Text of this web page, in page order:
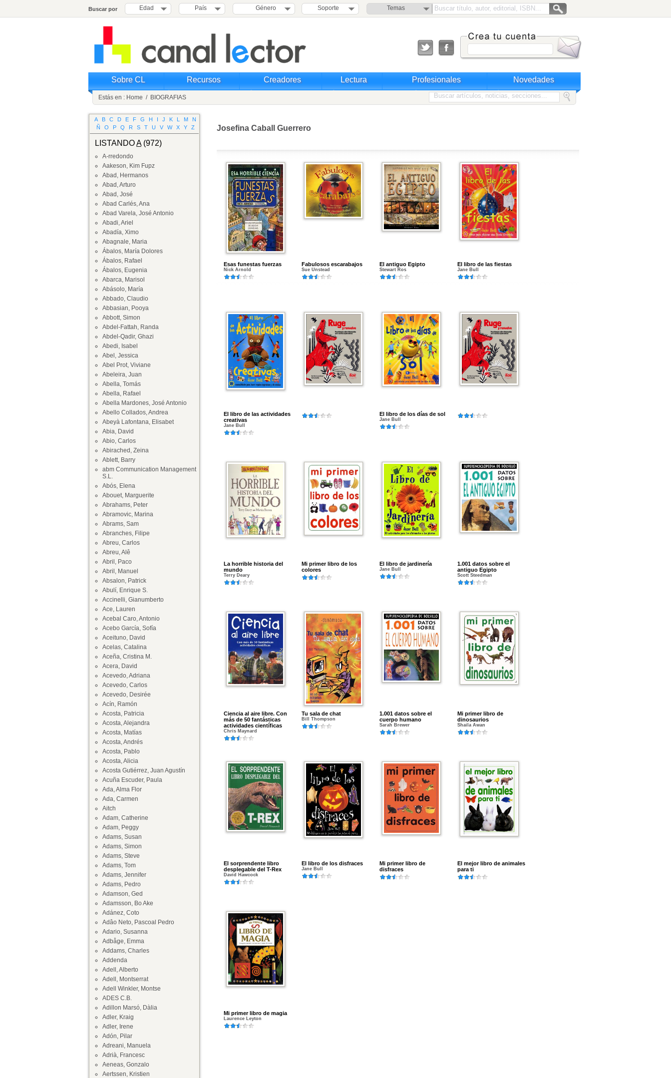
Buscar por Edad País Género Soporte Temas
Sobre CL Recursos Creadores Lectura Profesionales Novedades
Estás en : Home / BIOGRAFIAS
A B C D E F G H I J K L M
N
Ñ
O P Q R S T U V W X Y Z
LISTANDOA(972)
A-rredondo
Aakeson, Kim Fupz
Abad, Hermanos
Abad, Arturo
Abad, José
Abad Carlés, Ana
Abad Varela, José Antonio
Abadi, Ariel
Abadía, Ximo
Abagnale, Maria
Ábalos, María Dolores
Ábalos, Rafael
Ábalos, Eugenia
Abarca, Marisol
Abásolo, María
Abbado, Claudio
Abbasian, Pooya
Abbott, Simon
Abdel-Fattah, Randa
Abdel-Qadir, Ghazi
Abedi, Isabel
Abel, Jessica
Abel Prot, Viviane
Abeleira, Juan
Abella, Tomás
Abella, Rafael
Abella Mardones, José Antonio
Abello Collados, Andrea
Abeyà Lafontana, Elisabet
Abia, David
Abio, Carlos
Abirached, Zeina
Ablett, Barry
abm Communication Management
S.L.
Abós, Elena
Abouet, Marguerite
Abrahams, Peter
Abramovic, Marina
Abrams, Sam
Abranches, Filipe
Abreu, Carlos
Abreu, Alê
Abril, Paco
Abril, Manuel
Absalon, Patrick
Abulí, Enrique S.
Accinelli, Gianumberto
Ace, Lauren
Acebal Caro, Antonio
Acebo García, Sofía
Aceituno, David
Acelas, Catalina
Aceña, Cristina M.
Acera, David
Acevedo, Adriana
Acevedo, Carlos
Acevedo, Desirée
Acín, Ramón
Acosta, Patricia
Acosta, Alejandra
Acosta, Matías
Acosta, Andrés
Acosta, Pablo
Acosta, Alicia
Acosta Gutiérrez, Juan Agustín
Acuña Escuder, Paula
Ada, Alma Flor
Ada, Carmen
Aitch
Adam, Catherine
Adam, Peggy
Adams, Susan
Adams, Simon
Adams, Steve
Adams, Tom
Adams, Jennifer
Adams, Pedro
Adamson, Ged
Adamsson, Bo Ake
Adánez, Coto
Adâo Neto, Pascoal Pedro
Adario, Susanna
Adbåge, Emma
Addams, Charles
Addenda
Adell, Alberto
Adell, Montserrat
Adell Winkler, Montse
ADES C.B.
Adillon Marsó, Dàlia
Adler, Kraig
Adler, Irene
Adón, Pilar
Adreani, Manuela
Adrià, Francesc
Aeneas, Gonzalo
Aertssen, Kristien
Josefina Caball Guerrero
Esas funestas fuerzas
Nick Arnold
Fabulosos escarabajos
Sue Unstead
El antiguo Egipto
Stewart Ros
El libro de las fiestas
Jane Bull
El libro de las actividades
creativas
Jane Bull
El libro de los días de sol
Jane Bull
La horrible historia del
mundo
Terry Deary
Mi primer libro de los
colores
El libro de jardinería
Jane Bull
1.001 datos sobre el
antiguo Egipto
Scott Steedman
Ciencia al aire libre. Con
más de 50 fantásticas
actividades científicas
Chris Maynard
Tu sala de chat
Bill Thompson
1.001 datos sobre el
cuerpo humano
Sarah Brewer
Mi primer libro de
dinosaurios
Shaila Awan
El sorprendente libro
desplegable del T-Rex
David Hawcock
El libro de los disfraces
Jane Bull
Mi primer libro de
disfraces
El mejor libro de animales
para ti
Mi primer libro de magia
Laurence Leyton